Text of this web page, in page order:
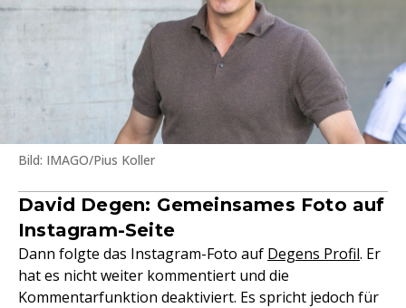
Bild: IMAGO/Pius Koller
David Degen: Gemeinsames Foto auf
Instagram-Seite
Dann folgte das Instagram-Foto auf Degens Profil. Er
hat es nicht weiter kommentiert und die
Kommentarfunktion deaktiviert. Es spricht jedoch für